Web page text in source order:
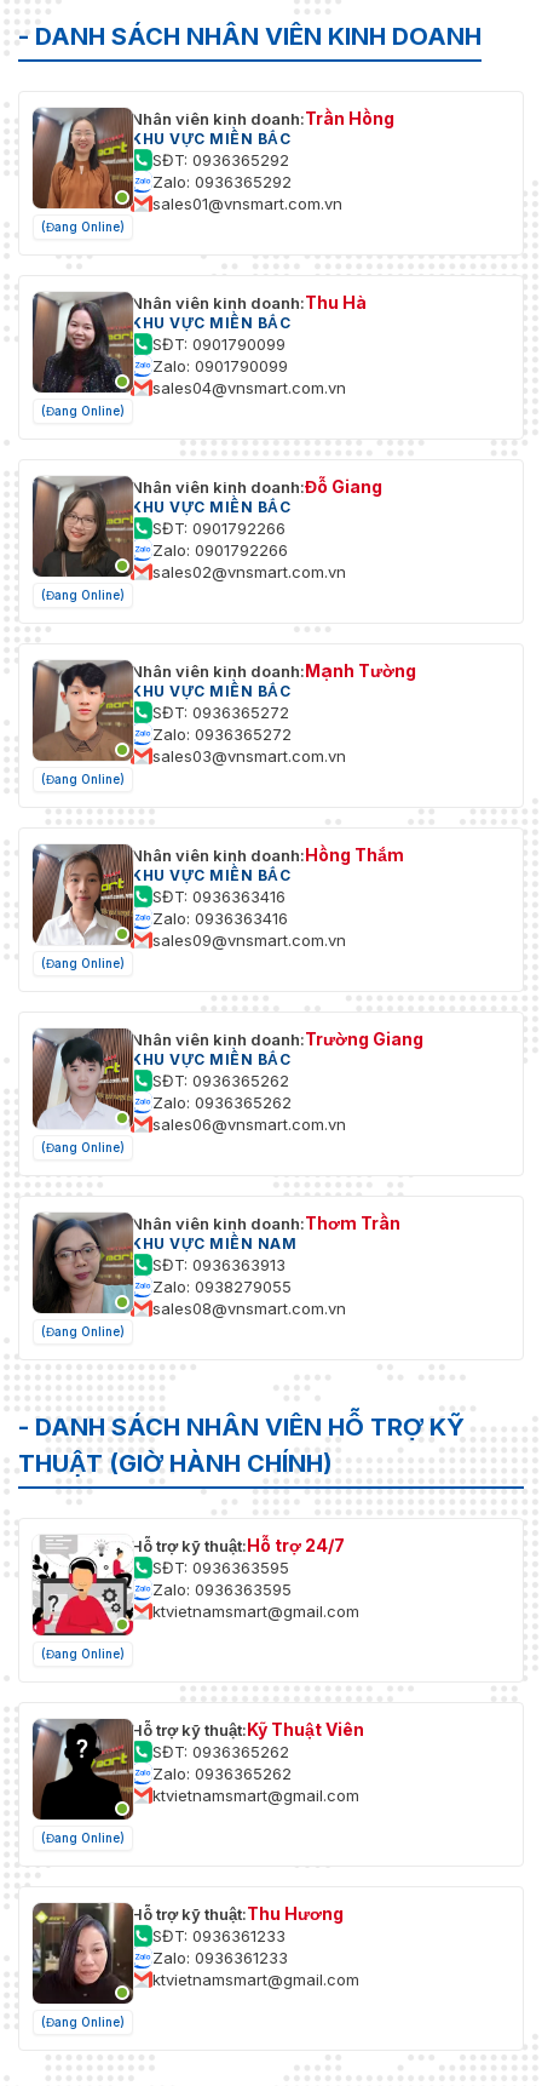
- DANH SÁCH NHÂN VIÊN KINH DOANH
(Đang Online)
Nhân viên kinh doanh:Trần Hồng
KHU VỰC MIỀN BẮC
SĐT: 0936365292
Zalo: 0936365292
sales01@vnsmart.com.vn
(Đang Online)
Nhân viên kinh doanh:Thu Hà
KHU VỰC MIỀN BẮC
SĐT: 0901790099
Zalo: 0901790099
sales04@vnsmart.com.vn
(Đang Online)
Nhân viên kinh doanh:Đỗ Giang
KHU VỰC MIỀN BẮC
SĐT: 0901792266
Zalo: 0901792266
sales02@vnsmart.com.vn
(Đang Online)
Nhân viên kinh doanh:Mạnh Tường
KHU VỰC MIỀN BẮC
SĐT: 0936365272
Zalo: 0936365272
sales03@vnsmart.com.vn
(Đang Online)
Nhân viên kinh doanh:Hồng Thắm
KHU VỰC MIỀN BẮC
SĐT: 0936363416
Zalo: 0936363416
sales09@vnsmart.com.vn
(Đang Online)
Nhân viên kinh doanh:Trường Giang
KHU VỰC MIỀN BẮC
SĐT: 0936365262
Zalo: 0936365262
sales06@vnsmart.com.vn
(Đang Online)
Nhân viên kinh doanh:Thơm Trần
KHU VỰC MIỀN NAM
SĐT: 0936363913
Zalo: 0938279055
sales08@vnsmart.com.vn
- DANH SÁCH NHÂN VIÊN HỖ TRỢ KỸ
THUẬT (GIỜ HÀNH CHÍNH)
(Đang Online)
Hỗ trợ kỹ thuật:Hỗ trợ 24/7
SĐT: 0936363595
Zalo: 0936363595
ktvietnamsmart@gmail.com
(Đang Online)
Hỗ trợ kỹ thuật:Kỹ Thuật Viên
SĐT: 0936365262
Zalo: 0936365262
ktvietnamsmart@gmail.com
(Đang Online)
Hỗ trợ kỹ thuật:Thu Hương
SĐT: 0936361233
Zalo: 0936361233
ktvietnamsmart@gmail.com